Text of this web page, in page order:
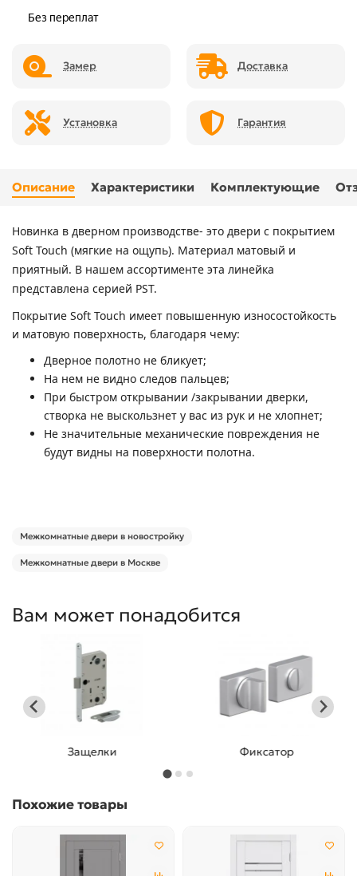
Замер Доставка
Установка Гарантия
Описание Характеристики Комплектующие
Новинка в дверном производстве- это двери с покрытием
Soft Touch (мягкие на ощупь). Материал матовый и
приятный. В нашем ассортименте эта линейка
представлена серией PST.
Покрытие Soft Touch имеет повышенную износостойкость
и матовую поверхность, благодаря чему:
Дверное полотно не бликует;
На нем не видно следов пальцев;
При быстром открывании /закрывании дверки,
створка не выскользнет у вас из рук и не хлопнет;
Не значительные механические повреждения не
будут видны на поверхности полотна.
Межкомнатные двери в новостройку
Межкомнатные двери в Москве
Вам может понадобится
Защелки Фиксатор
Похожие товары